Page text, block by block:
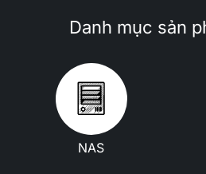
Danh mục sản
NAS